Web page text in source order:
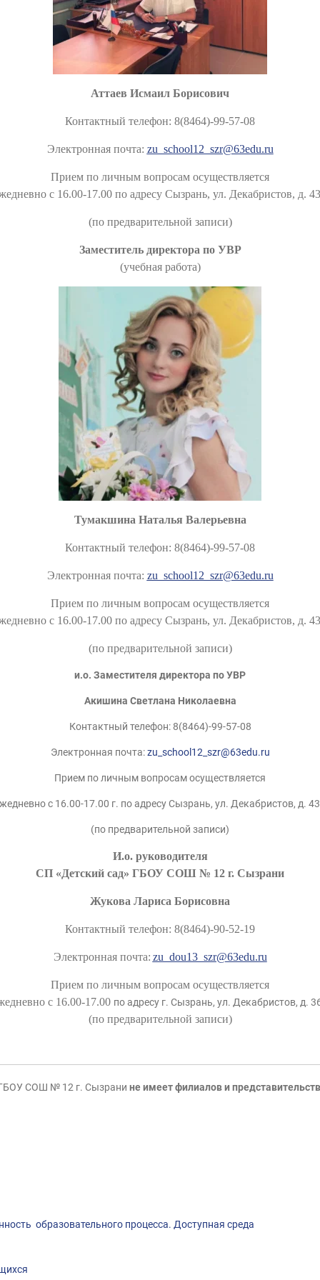
Аттаев Исмаил Борисович
Контактный телефон: 8(8464)-99-57-08
Электронная почта: zu_school12_szr@63edu.ru
Прием по личным вопросам осуществляется
с 16.00-17.00 по адресу Сызрань, ул. Декабристов, д.
(по предварительной записи)
Заместитель директора по УВР
(учебная работа)
Тумакшина Наталья Валерьевна
Контактный телефон: 8(8464)-99-57-08
Электронная почта: zu_school12_szr@63edu.ru
Прием по личным вопросам осуществляется
с 16.00-17.00 по адресу Сызрань, ул. Декабристов, д.
(по предварительной записи)
и.о. Заместителя директора по УВР
Акишина Светлана Николаевна
Контактный телефон: 8(8464)-99-57-08
Электронная почта:zu_school12_szr@63edu.ru
Прием по личным вопросам осуществляется
с 16.00-17.00 г. по адресу Сызрань, ул. Декабристов, д.
(по предварительной записи)
И.о. руководителя
СП «Детский сад» ГБОУ СОШ № 12 г. Сызрани
Жукова Лариса Борисовна
Контактный телефон: 8(8464)-90-52-19
Электронная почта: zu_dou13_szr@63edu.ru
Прием по личным вопросам осуществляется
с 16.00-17.00 по адресу г. Сызрань, ул. Декабристов, д.
(по предварительной записи)
СОШ № 12 г. Сызрани не имеет филиалов и представительств
образовательного процесса. Доступная среда